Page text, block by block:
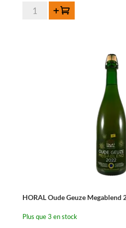
quantité
Ajouter au panier
HORAL Oude Geuze Megablend
Plus que 3 en stock